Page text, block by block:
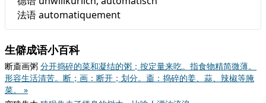
法语 automatiquement
生僻成语小百科
断齑画粥 分开捣碎的菜和凝结的粥；按定量来吃。指食物精简微薄。
形容生活清苦。断；画：断开；划分。齑：捣碎的姜、蒜、辣椒等腌
菜。 »